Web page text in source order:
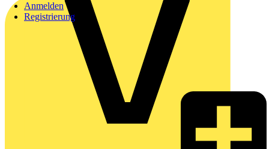
Anmelden
Registrierung